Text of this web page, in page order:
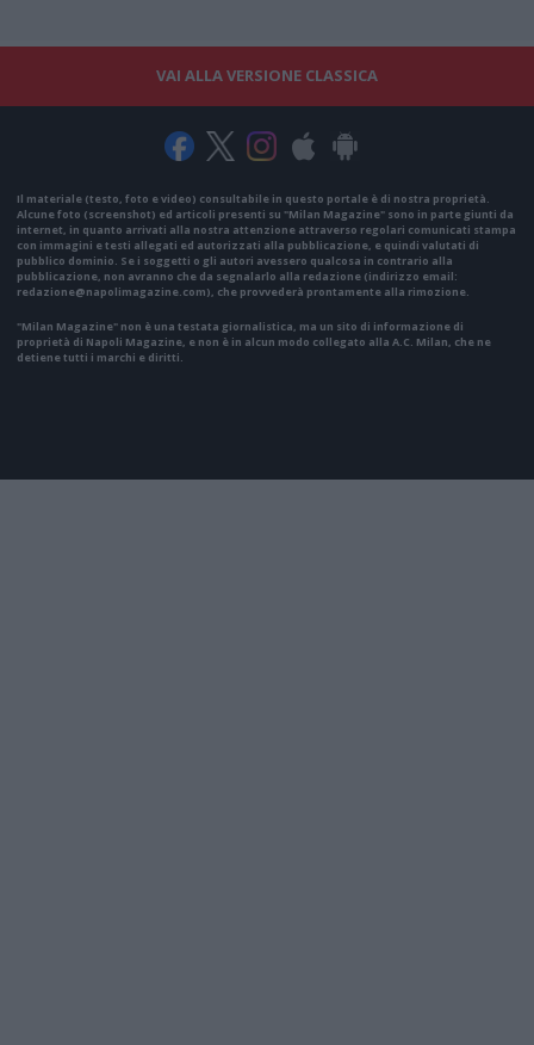
VAI ALLA VERSIONE CLASSICA
Il materiale (testo, foto e video) consultabile in questo portale è di nostra proprietà.
Alcune foto (screenshot) ed articoli presenti su "Milan Magazine" sono in parte giunti da
internet, in quanto arrivati alla nostra attenzione attraverso regolari comunicati stampa
con immagini e testi allegati ed autorizzati alla pubblicazione, e quindi valutati di
pubblico dominio. Se i soggetti o gli autori avessero qualcosa in contrario alla
pubblicazione, non avranno che da segnalarlo alla redazione (indirizzo email:
redazione@napolimagazine.com), che provvederà prontamente alla rimozione.
"Milan Magazine" non è una testata giornalistica, ma un sito di informazione di
proprietà di Napoli Magazine, e non è in alcun modo collegato alla A.C. Milan, che ne
detiene tutti i marchi e diritti.